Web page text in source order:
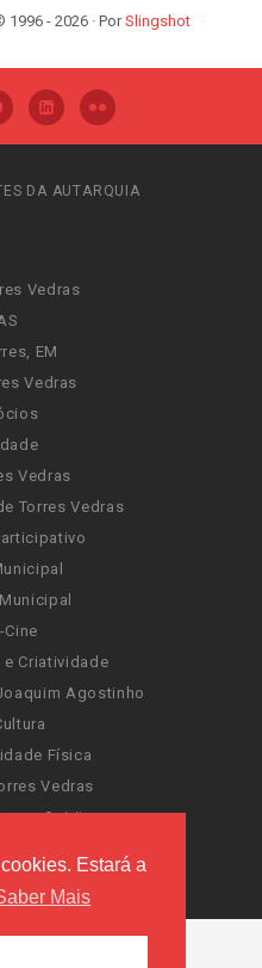
Estará a
Mais
- 2026 · PorSlingshot
DA AUTARQUIA
Vedras
EM
Vedras
Vedras
Torres Vedras
Cine
e Criatividade
Agostinho
Física
Vedras
Spirit